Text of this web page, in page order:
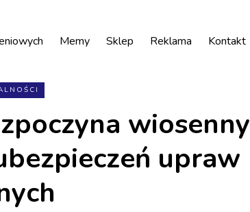
Memy Sklep Reklama Kontakt
wiosenny
upraw